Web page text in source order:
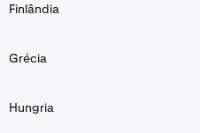
Finlândia
Grécia
Hungria